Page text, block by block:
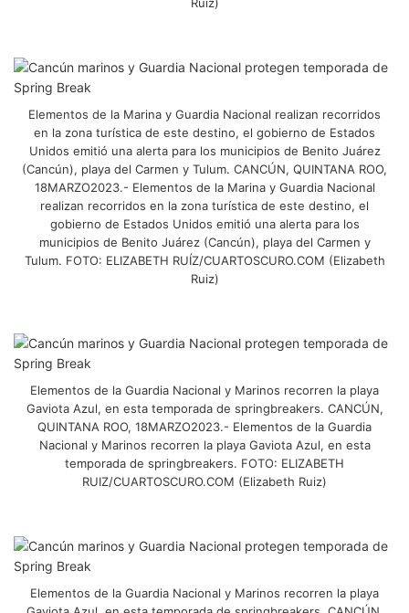
Elementos de la Marina y Guardia Nacional realizan recorridos
en la zona turística de este destino, el gobierno de Estados
Unidos emitió una alerta para los municipios de Benito Juárez
(Cancún), playa del Carmen y Tulum. CANCÚN, QUINTANA ROO,
18MARZO2023.- Elementos de la Marina y Guardia Nacional
realizan recorridos en la zona turística de este destino, el
gobierno de Estados Unidos emitió una alerta para los
municipios de Benito Juárez (Cancún), playa del Carmen y
Tulum. FOTO: ELIZABETH RUÍZ/CUARTOSCURO.COM (Elizabeth
Ruiz)
Elementos de la Guardia Nacional y Marinos recorren la playa
Gaviota Azul, en esta temporada de springbreakers. CANCÚN,
QUINTANA ROO, 18MARZO2023.- Elementos de la Guardia
Nacional y Marinos recorren la playa Gaviota Azul, en esta
temporada de springbreakers. FOTO: ELIZABETH
RUIZ/CUARTOSCURO.COM (Elizabeth Ruiz)
Elementos de la Guardia Nacional y Marinos recorren la playa